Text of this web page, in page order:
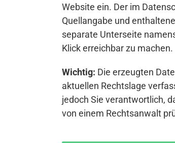
Website ein. Der im
Quellangabe und
separate Unterseite
Klick erreichbar zu machen.
Wichtig: Die erzeugten
aktuellen Rechtslage
jedoch Sie verantwortlich,
von einem Rechtsanwalt